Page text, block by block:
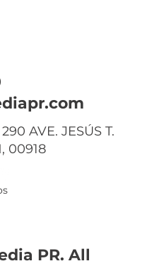
AVE. JESÚS T.
00918
PR. All